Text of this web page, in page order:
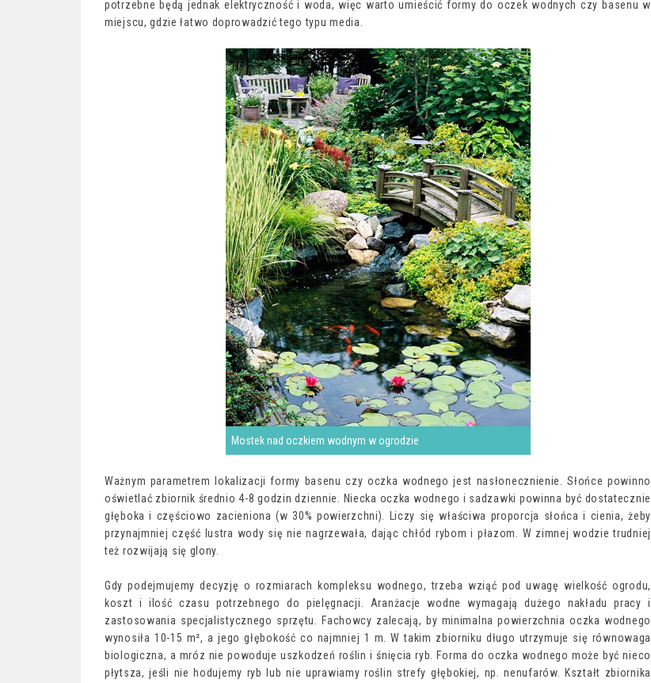
potrzebne będą jednak elektryczność i woda, więc warto umieścić formy do oczek wodnych czy basenu w
miejscu, gdzie łatwo doprowadzić tego typu media.
Mostek nad oczkiem wodnym w ogrodzie
Ważnym parametrem lokalizacji formy basenu czy oczka wodnego jest nasłonecznienie. Słońce powinno
oświetlać zbiornik średnio 4-8 godzin dziennie. Niecka oczka wodnego i sadzawki powinna być dostatecznie
głęboka i częściowo zacieniona (w 30% powierzchni). Liczy się właściwa proporcja słońca i cienia, żeby
przynajmniej część lustra wody się nie nagrzewała, dając chłód rybom i płazom. W zimnej wodzie trudniej
też rozwijają się glony.
Gdy podejmujemy decyzję o rozmiarach kompleksu wodnego, trzeba wziąć pod uwagę wielkość ogrodu,
koszt i ilość czasu potrzebnego do pielęgnacji. Aranżacje wodne wymagają dużego nakładu pracy i
zastosowania specjalistycznego sprzętu. Fachowcy zalecają, by minimalna powierzchnia oczka wodnego
wynosiła 10-15 m², a jego głębokość co najmniej 1 m. W takim zbiorniku długo utrzymuje się równowaga
biologiczna, a mróz nie powoduje uszkodzeń roślin i śnięcia ryb. Forma do oczka wodnego może być nieco
płytsza, jeśli nie hodujemy ryb lub nie uprawiamy roślin strefy głębokiej, np. nenufarów. Kształt zbiornika